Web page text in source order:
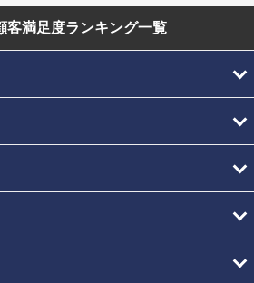
客満足度ランキング一覧